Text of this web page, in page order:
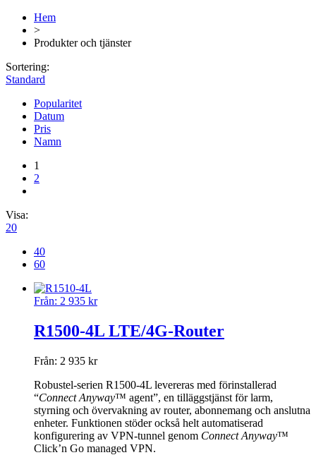
Hem
>
Produkter och tjänster
Sortering:
Standard
Popularitet
Datum
Pris
Namn
1
2
Visa:
20
40
60
Från: 2 935 kr
R1500-4L LTE/4G-Router
Från: 2 935 kr
Robustel-serien R1500-4L levereras med förinstallerad
“Connect Anyway™ agent”, en tilläggstjänst för larm,
styrning och övervakning av router, abonnemang och anslutna
enheter. Funktionen stöder också helt automatiserad
konfigurering av VPN-tunnel genom Connect Anyway™
Click’n Go managed VPN.